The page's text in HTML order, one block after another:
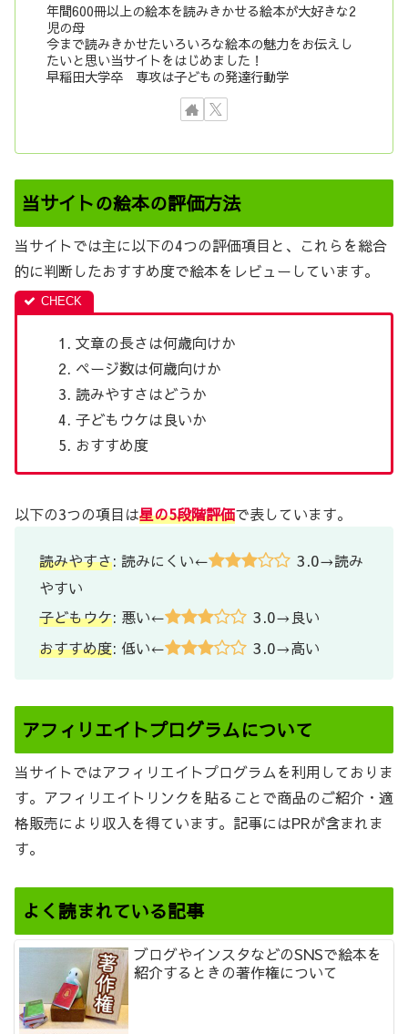
年間600冊以上の絵本を読みきかせる絵本が大好きな2
児の母
今まで読みきかせたいろいろな絵本の魅力をお伝えし
たいと思い当サイトをはじめました！
早稲田大学卒 専攻は子どもの発達行動学
当サイトの絵本の評価方法
当サイトでは主に以下の4つの評価項目と、これらを総合
的に判断したおすすめ度で絵本をレビューしています。
文章の長さは何歳向けか
ページ数は何歳向けか
読みやすさはどうか
子どもウケは良いか
おすすめ度
以下の3つの項目は星の5段階評価で表しています。
読みやすさ: 読みにくい← 3.0→読み
やすい
子どもウケ: 悪い← 3.0→良い
おすすめ度: 低い← 3.0→高い
アフィリエイトプログラムについて
当サイトではアフィリエイトプログラムを利用しておりま
す。アフィリエイトリンクを貼ることで商品のご紹介・適
格販売により収入を得ています。記事にはPRが含まれま
す。
よく読まれている記事
ブログやインスタなどのSNSで絵本を
紹介するときの著作権について